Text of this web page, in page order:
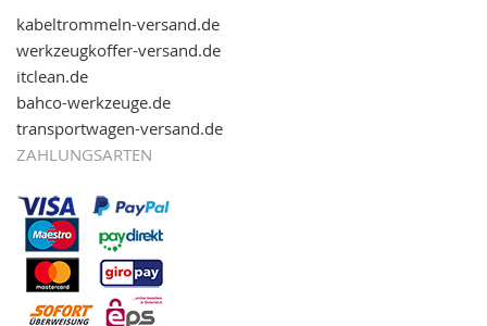
kabeltrommeln-versand.de
werkzeugkoffer-versand.de
itclean.de
bahco-werkzeuge.de
transportwagen-versand.de
ZAHLUNGSARTEN